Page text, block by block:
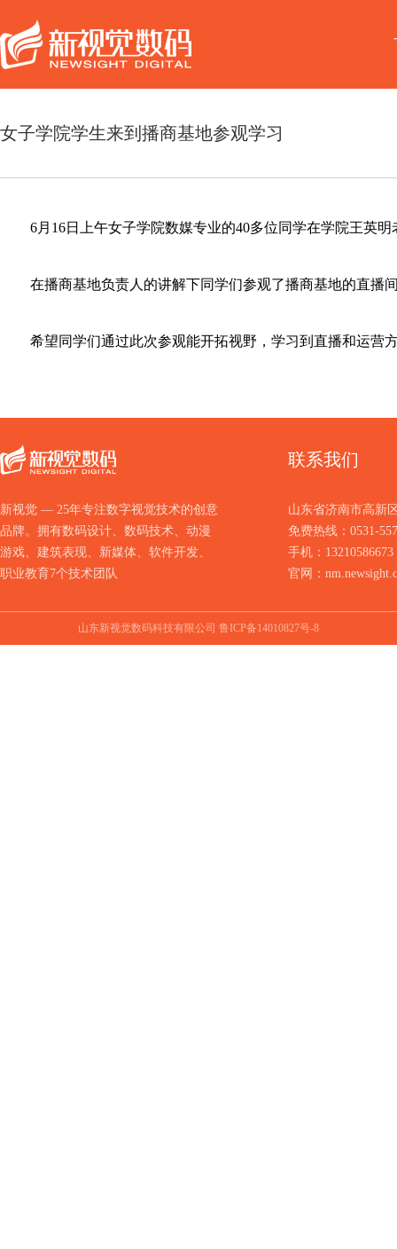
女子学院学生来到播商基地参观学习
6月16日上午女子学院数媒专业的40多位同学在学院王英
在播商基地负责人的讲解下同学们参观了播商基地的直
希望同学们通过此次参观能开拓视野，学习到直播和运营
新视觉 — 25年专注数字视觉技术的创意
品牌。拥有数码设计、数码技术、动漫
游戏、建筑表现、新媒体、软件开发、
职业教育7个技术团队
联系我们
山东省济南市高新
免费热线：0531-
手机：13210586673
官网：
山东新视觉数码科技有限公司 鲁ICP备14010827号-8